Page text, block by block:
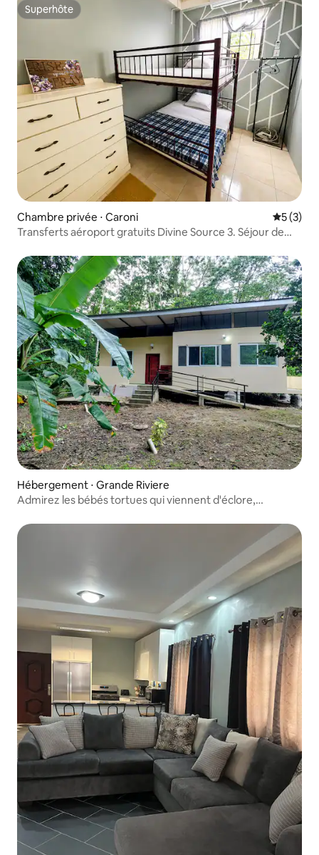
Superhôte
Superhôte
Chambre privée ⋅ Caroni
5 (3)
Transferts aéroport gratuits Divine Source 3. Séjour de
Hébergement ⋅ Grande Riviere
Admirez les bébés tortues qui viennent d'éclore,